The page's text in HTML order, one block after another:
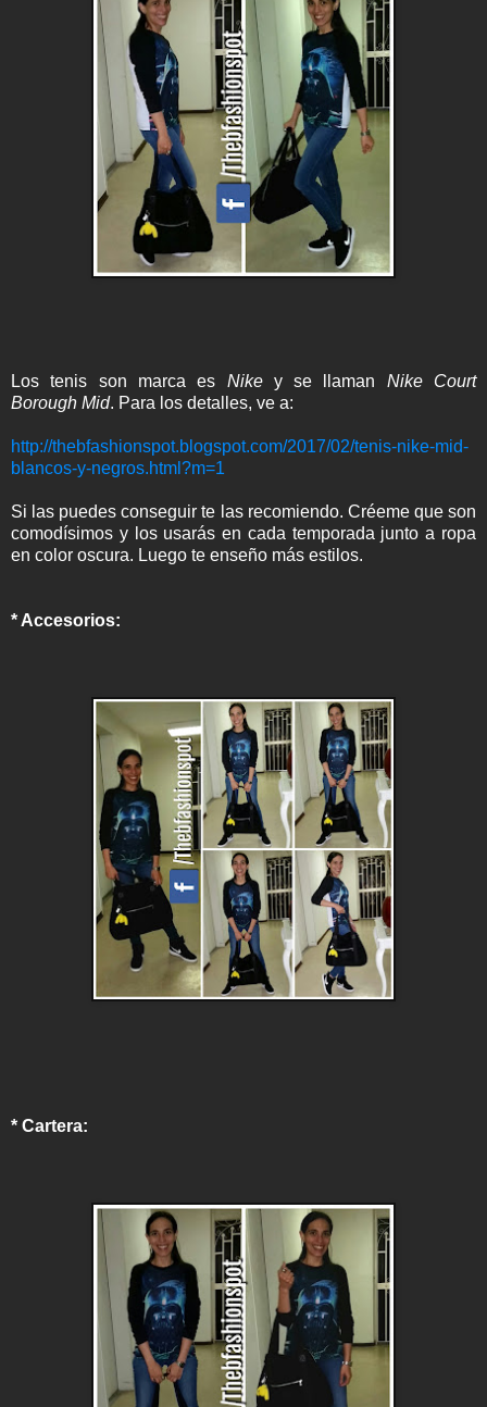
Los tenis son marca es Nikey se llaman Nike Court
Borough Mid. Para los detalles, ve a:
http://thebfashionspot.blogspot.com/2017/02/tenis-nike-mid-
blancos-y-negros.html?m=1
Si las puedes conseguir te las recomiendo. Créeme que son
comodísimos y los usarás en cada temporada junto a ropa
en color oscura. Luego te enseño más estilos.
* Accesorios:
* Cartera: